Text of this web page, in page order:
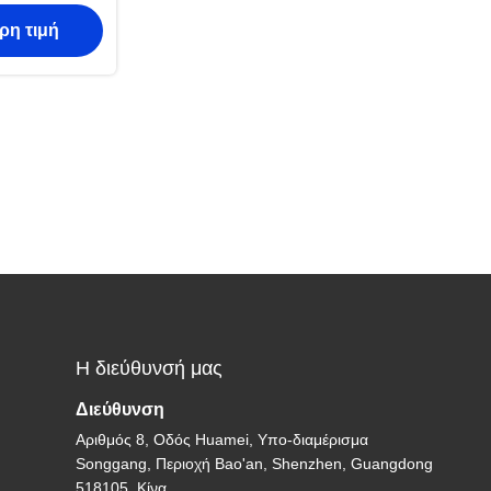
τάση με
τιμή
Η διεύθυνσή μας
Διεύθυνση
Αριθμός 8, Οδός Huamei, Υπο-διαμέρισμα
Songgang, Περιοχή Bao'an, Shenzhen, Guangdong